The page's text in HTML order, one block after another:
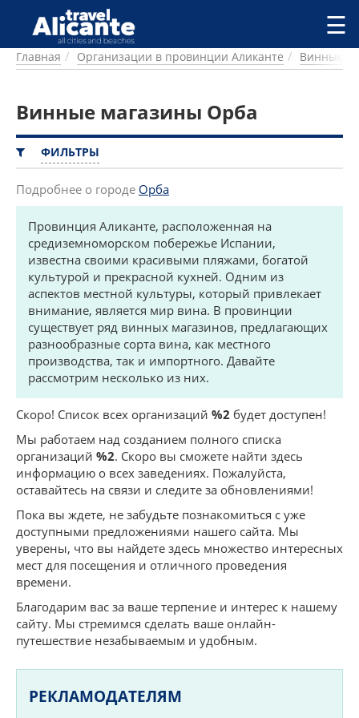
Перейти к основному содержанию
ГОРОДА
ПИТАНИЕ
ПЛЯЖИ
ДОСТОПРИМЕЧАТЕЛЬНОСТИ
КЕМПИНГ
КОМАРКИ (РАЙОНЫ)
РЕЦЕПТЫ
ПРЕДЛОЖЕНИЯ
СТАТЬИ
УСЛУГИ
☰
Главная Организации в провинции Аликанте Винные
Винные магазины Орба
ФИЛЬТРЫ
Подробнее о городе Орба
Провинция Аликанте, расположенная на
средиземноморском побережье Испании,
известна своими красивыми пляжами, богатой
культурой и прекрасной кухней. Одним из
аспектов местной культуры, который привлекает
внимание, является мир вина. В провинции
существует ряд винных магазинов, предлагающих
разнообразные сорта вина, как местного
производства, так и импортного. Давайте
рассмотрим несколько из них.
Скоро! Список всех организаций %2 будет доступен!
Мы работаем над созданием полного списка
организаций %2. Скоро вы сможете найти здесь
информацию о всех заведениях. Пожалуйста,
оставайтесь на связи и следите за обновлениями!
Пока вы ждете, не забудьте познакомиться с уже
доступными предложениями нашего сайта. Мы
уверены, что вы найдете здесь множество интересных
мест для посещения и отличного проведения
времени.
Благодарим вас за ваше терпение и интерес к нашему
сайту. Мы стремимся сделать ваше онлайн-
путешествие незабываемым и удобным.
РЕКЛАМОДАТЕЛЯМ